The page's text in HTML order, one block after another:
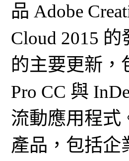
品 Adobe
Cloud 2015
的主要更新，
Pro CC 與
流動應用程式
產品，包括企